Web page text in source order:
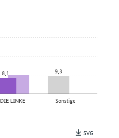
DIE LINKE Sonstige
8,1
9,3
SVG